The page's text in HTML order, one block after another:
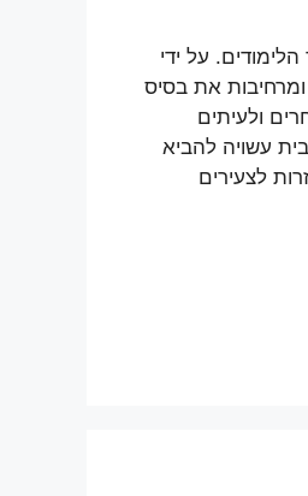
על ידי
את בסיס
ולעיתים
עשויה להביא
לצעירים